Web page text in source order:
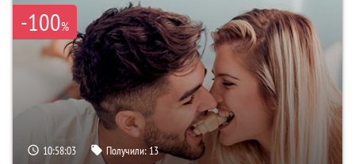
-100%
10:58:02 Получили:13